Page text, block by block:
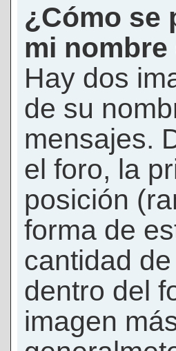
¿Cómo se
mi
Hay dos
de su
mensajes.
el foro, la
posición
forma de
cantidad
dentro del
imagen